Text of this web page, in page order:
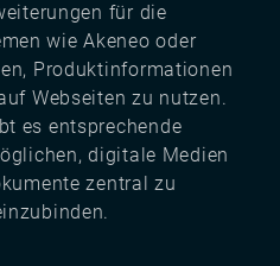
für die
wie Akeneo oder
Produktinformationen
Webseiten zu nutzen.
es entsprechende
digitale Medien
zentral zu